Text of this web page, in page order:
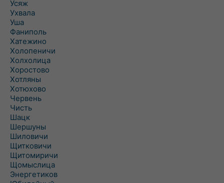
Усяж
Ухвала
Уша
Фаниполь
Хатежино
Холопеничи
Холхолица
Хоростово
Хотляны
Хотюхово
Червень
Чисть
Шацк
Шершуны
Шиловичи
Щитковичи
Щитомиричи
Щомыслица
Энергетиков